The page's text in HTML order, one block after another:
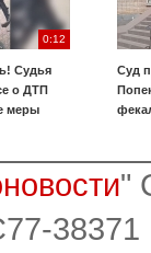
0:12
Судья
о ДТП
меры
Суд
"
38371